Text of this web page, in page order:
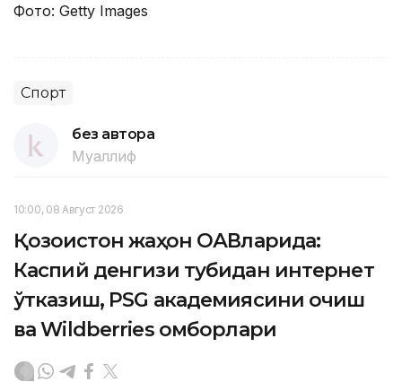
Фото: Getty Images
Спорт
без автора
Муаллиф
10:00, 08 Август 2026
Қозоғистон жаҳон ОАВларида:
Каспий денгизи тубидан интернет
ўтказиш, PSG академиясини очиш
ва Wildberries омборлари